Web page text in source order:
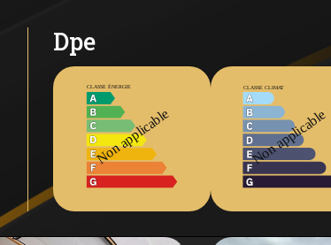
du Lherm, ce local bénéficie d'une
RN117) - parfait pour livraisons et
avec flux clients
Dpe